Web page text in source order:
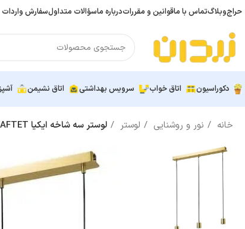
حراجوبلاگتماس با ماقوانین و مقرراتدرباره ماسؤالات متداولسفارش واردات
دکوراسیون اتاق خواب سرویس بهداشتی اتاق نشیمن
خانه نور و روشنایی لوستر لوستر سه شاخه ایکیا SKAFTET برنجی